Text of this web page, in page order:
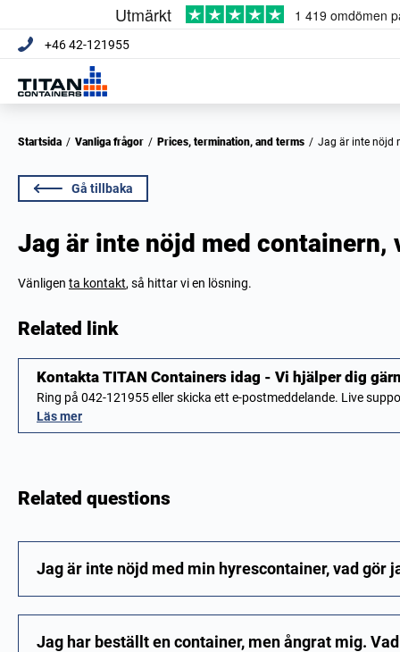
+46 42-121955
Startsida / Vanliga frågor / Prices, termination, and terms / Jag är inte
Gå tillbaka
Jag är inte nöjd med containern,
Vänligen ta kontakt, så hittar vi en lösning.
Related link
Kontakta TITAN Containers idag - Vi hjälper dig
Ring på 042-121955 eller skicka ett e-postmeddelande. Live
Läs mer
Related questions
Jag är inte nöjd med min hyrescontainer, vad gör
Jag har beställt en container, men ångrat mig.